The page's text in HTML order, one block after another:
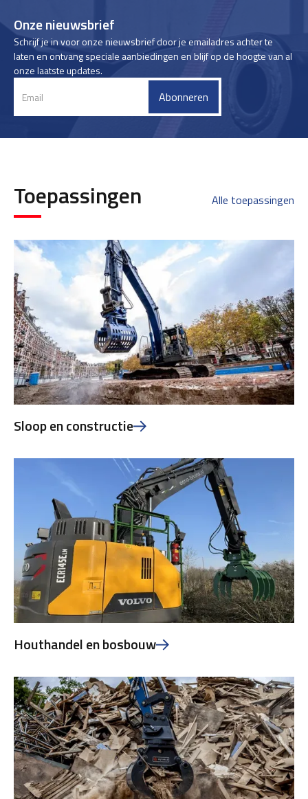
Onze nieuwsbrief
Schrijf je in voor onze nieuwsbrief door je emailadres achter te
laten en ontvang speciale aanbiedingen en blijf op de hoogte van al
onze laatste updates.
Toepassingen Alle toepassingen
Sloop en constructie
Houthandel en bosbouw